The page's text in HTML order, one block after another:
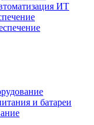
ИТ
и батареи